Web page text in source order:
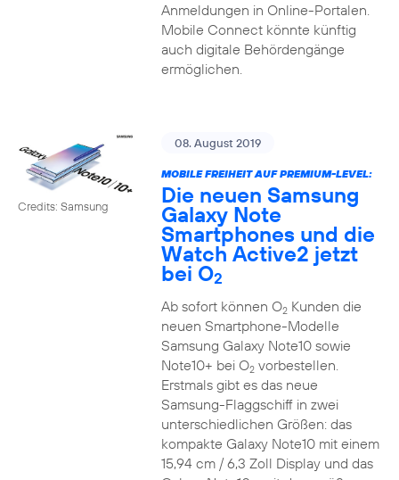
Anmeldungen in Online-Portalen.
Mobile Connect könnte künftig
auch digitale Behördengänge
ermöglichen.
Credits: Samsung
08. August 2019
MOBILE FREIHEIT AUF PREMIUM-LEVEL:
Die neuen Samsung
Galaxy Note
Smartphones und die
Watch Active2 jetzt
bei O2
Ab sofort können O2Kunden die
neuen Smartphone-Modelle
Samsung Galaxy Note10 sowie
Note10+ bei O2vorbestellen.
Erstmals gibt es das neue
Samsung-Flaggschiff in zwei
unterschiedlichen Größen: das
kompakte Galaxy Note10 mit einem
15,94 cm / 6,3 Zoll Display und das